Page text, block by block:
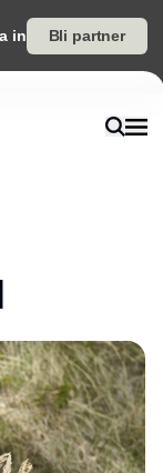
in Bli partner